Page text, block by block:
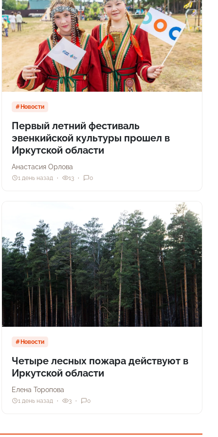
Новости
Первый летний фестиваль
эвенкийской культуры прошел в
Иркутской области
Анастасия Орлова
1 день назад 13 0
Новости
Четыре лесных пожара действуют в
Иркутской области
Елена Торопова
1 день назад 3 0